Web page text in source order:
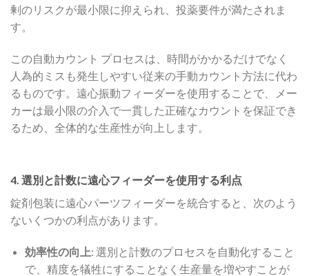
剰のリスクが最小限に抑えられ、投薬要件が満たされま
す。
この自動カウント プロセスは、時間がかかるだけでなく
人為的ミスも発生しやすい従来の手動カウント方法に代わ
るものです。遠心振動フィーダーを使用することで、メー
カーは最小限の介入で一貫した正確なカウントを保証でき
るため、全体的な生産性が向上します。
4. 選別と計数に遠心フィーダーを使用する利点
錠剤包装に遠心パーツフィーダーを統合すると、次のよう
ないくつかの利点があります。
効率性の向上: 選別と計数のプロセスを自動化すること
で、精度を犠牲にすることなく生産量を増やすことが